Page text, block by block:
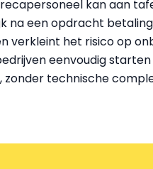
kan aan
na een opdracht
verkleint het risico op
eenvoudig
zonder technische